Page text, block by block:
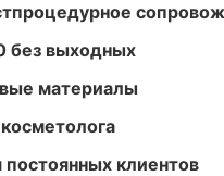
без выходных
материалы
постоянных клиентов